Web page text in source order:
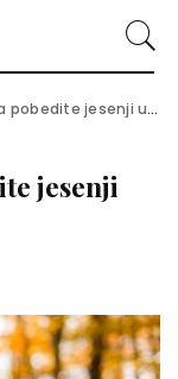
umor i imate više energije
jesenji